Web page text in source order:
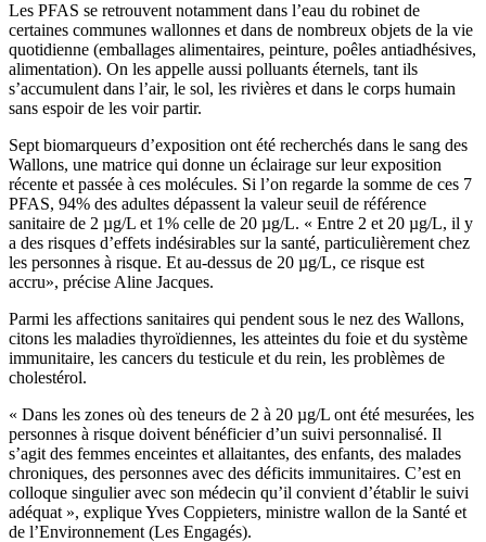
Les PFAS se retrouvent notamment dans l’eau du robinet de
certaines communes wallonnes et dans de nombreux objets de la vie
quotidienne (emballages alimentaires, peinture, poêles antiadhésives,
alimentation). On les appelle aussi polluants éternels, tant ils
s’accumulent dans l’air, le sol, les rivières et dans le corps humain
sans espoir de les voir partir.
Sept biomarqueurs d’exposition ont été recherchés dans le sang des
Wallons, une matrice qui donne un éclairage sur leur exposition
récente et passée à ces molécules. Si l’on regarde la somme de ces 7
PFAS, 94% des adultes dépassent la valeur seuil de référence
sanitaire de 2 µg/L et 1% celle de 20 µg/L. « Entre 2 et 20 µg/L, il y
a des risques d’effets indésirables sur la santé, particulièrement chez
les personnes à risque. Et au-dessus de 20 µg/L, ce risque est
accru», précise Aline Jacques.
Parmi les affections sanitaires qui pendent sous le nez des Wallons,
citons les maladies thyroïdiennes, les atteintes du foie et du système
immunitaire, les cancers du testicule et du rein, les problèmes de
cholestérol.
« Dans les zones où des teneurs de 2 à 20 µg/L ont été mesurées, les
personnes à risque doivent bénéficier d’un suivi personnalisé. Il
s’agit des femmes enceintes et allaitantes, des enfants, des malades
chroniques, des personnes avec des déficits immunitaires. C’est en
colloque singulier avec son médecin qu’il convient d’établir le suivi
adéquat », explique Yves Coppieters, ministre wallon de la Santé et
de l’Environnement (Les Engagés).